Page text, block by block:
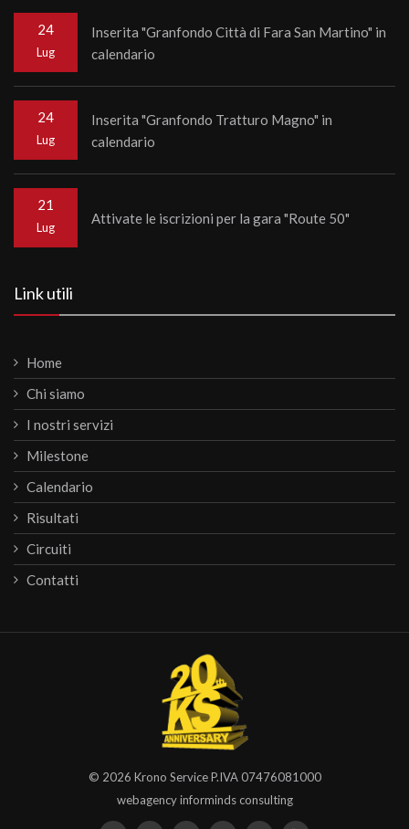
24
Lug
Inserita "Granfondo Città di Fara San Martino" in
calendario
24
Lug
Inserita "Granfondo Tratturo Magno" in
calendario
21
Lug
Attivate le iscrizioni per la gara "Route 50"
Link utili
Home
Chi siamo
I nostri servizi
Milestone
Calendario
Risultati
Circuiti
Contatti
© 2026 Krono ServiceP.IVA 07476081000
webagency informinds consulting